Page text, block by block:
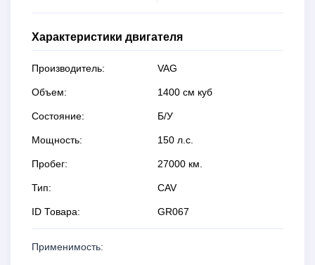
Характеристики двигателя
Производитель: VAG
Объем: 1400 см куб
Состояние: Б/У
Мощность: 150 л.с.
Пробег: 27000 км.
Тип: CAV
ID Товара: GR067
Применимость: